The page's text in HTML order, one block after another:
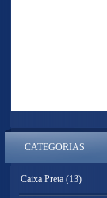
CATEGORIAS
Caixa Preta (13)